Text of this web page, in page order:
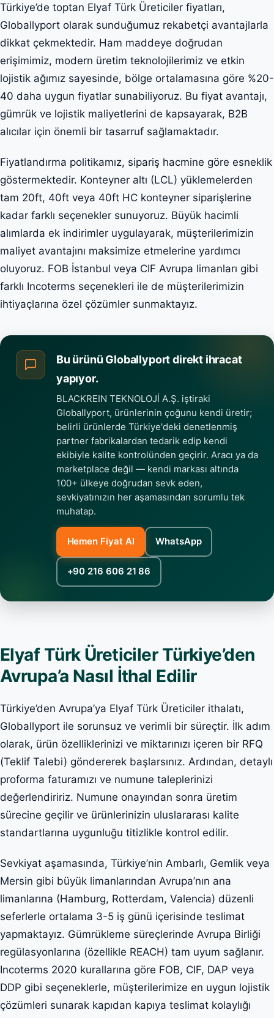
Türkiye’de toptan Elyaf Türk Üreticiler fiyatları,
Globallyport olarak sunduğumuz rekabetçi avantajlarla
dikkat çekmektedir. Ham maddeye doğrudan
erişimimiz, modern üretim teknolojilerimiz ve etkin
lojistik ağımız sayesinde, bölge ortalamasına göre %20-
40 daha uygun fiyatlar sunabiliyoruz. Bu fiyat avantajı,
gümrük ve lojistik maliyetlerini de kapsayarak, B2B
alıcılar için önemli bir tasarruf sağlamaktadır.
Fiyatlandırma politikamız, sipariş hacmine göre esneklik
göstermektedir. Konteyner altı (LCL) yüklemelerden
tam 20ft, 40ft veya 40ft HC konteyner siparişlerine
kadar farklı seçenekler sunuyoruz. Büyük hacimli
alımlarda ek indirimler uygulayarak, müşterilerimizin
maliyet avantajını maksimize etmelerine yardımcı
oluyoruz. FOB İstanbul veya CIF Avrupa limanları gibi
farklı Incoterms seçenekleri ile de müşterilerimizin
ihtiyaçlarına özel çözümler sunmaktayız.
Bu ürünü Globallyport direkt ihracat
yapıyor.
BLACKREIN TEKNOLOJİ A.Ş. iştiraki
Globallyport, ürünlerinin çoğunu kendi üretir;
belirli ürünlerde Türkiye'deki denetlenmiş
partner fabrikalardan tedarik edip kendi
ekibiyle kalite kontrolünden geçirir. Aracı ya da
marketplace değil — kendi markası altında
100+ ülkeye doğrudan sevk eden,
sevkiyatınızın her aşamasından sorumlu tek
muhatap.
Hemen Fiyat Al WhatsApp
+90 216 606 21 86
Elyaf Türk Üreticiler Türkiye’den
Avrupa’a Nasıl İthal Edilir
Türkiye’den Avrupa’ya Elyaf Türk Üreticiler ithalatı,
Globallyport ile sorunsuz ve verimli bir süreçtir. İlk adım
olarak, ürün özelliklerinizi ve miktarınızı içeren bir RFQ
(Teklif Talebi) göndererek başlarsınız. Ardından, detaylı
proforma faturamızı ve numune taleplerinizi
değerlendiririz. Numune onayından sonra üretim
sürecine geçilir ve ürünlerinizin uluslararası kalite
standartlarına uygunluğu titizlikle kontrol edilir.
Sevkiyat aşamasında, Türkiye’nin Ambarlı, Gemlik veya
Mersin gibi büyük limanlarından Avrupa’nın ana
limanlarına (Hamburg, Rotterdam, Valencia) düzenli
seferlerle ortalama 3-5 iş günü içerisinde teslimat
yapmaktayız. Gümrükleme süreçlerinde Avrupa Birliği
regülasyonlarına (özellikle REACH) tam uyum sağlanır.
Incoterms 2020 kurallarına göre FOB, CIF, DAP veya
DDP gibi seçeneklerle, müşterilerimize en uygun lojistik
çözümleri sunarak kapıdan kapıya teslimat kolaylığı